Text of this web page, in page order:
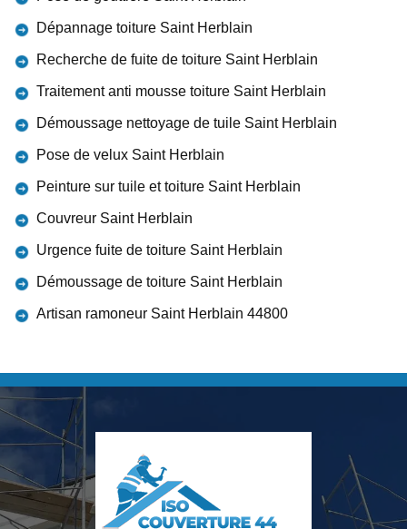
Dépannage toiture Saint Herblain
Recherche de fuite de toiture Saint Herblain
Traitement anti mousse toiture Saint Herblain
Démoussage nettoyage de tuile Saint Herblain
Pose de velux Saint Herblain
Peinture sur tuile et toiture Saint Herblain
Couvreur Saint Herblain
Urgence fuite de toiture Saint Herblain
Démoussage de toiture Saint Herblain
Artisan ramoneur Saint Herblain 44800